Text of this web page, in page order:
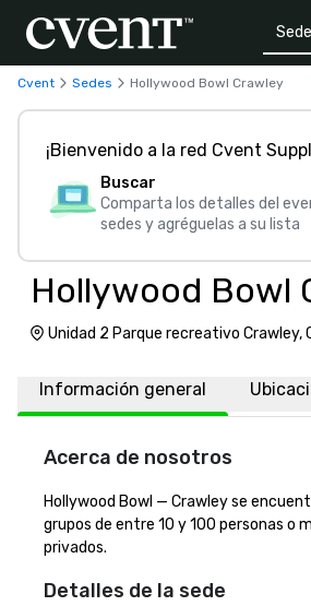
Cvent Sedes Hollywood Bowl Crawley
¡Bienvenido a la red Cvent
Buscar
Comparta los detalles del
sedes y agréguelas a su lista
Hollywood Bowl
Unidad 2 Parque recreativo Crawley,
Información general
Acerca de nosotros
Hollywood Bowl — Crawley se
grupos de entre 10 y 100 personas o
privados.
Detalles de la sede